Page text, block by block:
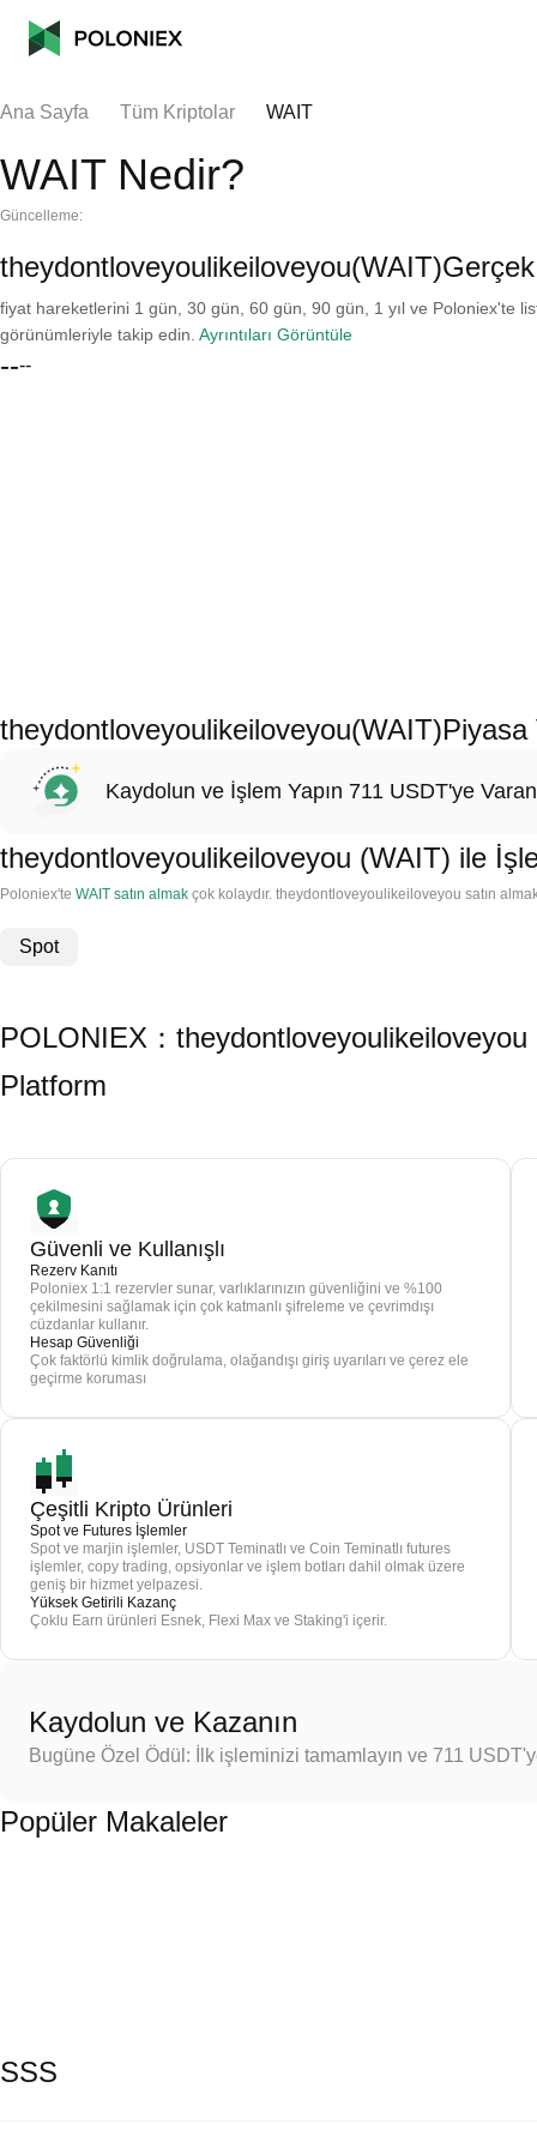
Ana Sayfa Tüm Kriptolar WAIT
WAIT Nedir?
Güncelleme:
fiyat hareketlerini 1 gün, 30 gün, 60 gün, 90 gün, 1 yıl ve Poloniex'te
görünümleriyle takip edin. Ayrıntıları Görüntüle
----
theydontloveyoulikeiloveyou(WAIT)Piyasa
Kaydolun ve İşlem Yapın 711 USDT'ye
theydontloveyoulikeiloveyou (WAIT) ile
Poloniex'te WAIT satın almak çok kolaydır. theydontloveyoulikeiloveyou satın
Spot
POLONIEX：
Platform
Güvenli ve Kullanışlı
Rezerv Kanıtı
Poloniex 1:1 rezervler sunar, varlıklarınızın güvenliğini ve %100
çekilmesini sağlamak için çok katmanlı şifreleme ve çevrimdışı
cüzdanlar kullanır.
Hesap Güvenliği
Çok faktörlü kimlik doğrulama, olağandışı giriş uyarıları ve çerez ele
geçirme koruması
Çeşitli Kripto Ürünleri
Spot ve Futures İşlemler
Spot ve marjin işlemler, USDT Teminatlı ve Coin Teminatlı futures
işlemler, copy trading, opsiyonlar ve işlem botları dahil olmak üzere
geniş bir hizmet yelpazesi.
Yüksek Getirili Kazanç
Çoklu Earn ürünleri Esnek, Flexi Max ve Staking'i içerir.
Kaydolun ve Kazanın
Bugüne Özel Ödül: İlk işleminizi tamamlayın ve 711
Popüler Makaleler
SSS